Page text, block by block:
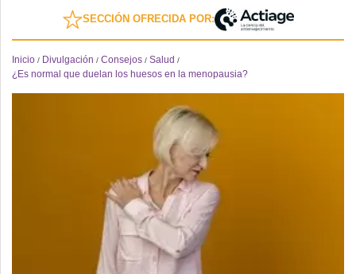
SECCIÓN OFRECIDA POR:
Inicio / Divulgación / Consejos / Salud /
¿Es normal que duelan los huesos en la menopausia?